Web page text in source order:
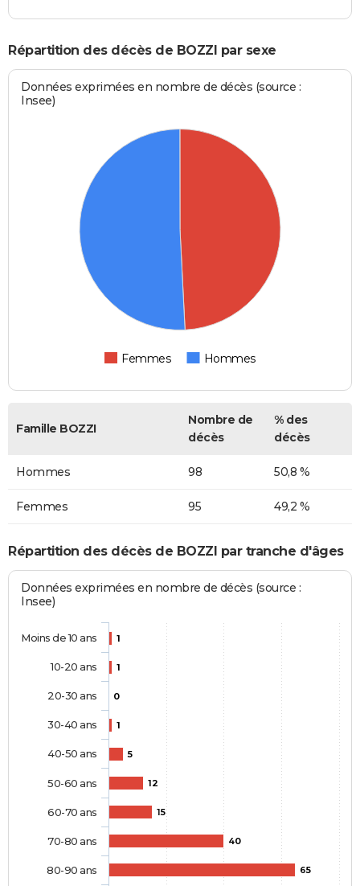
Répartition des décès de BOZZI par sexe
Données exprimées en nombre de décès (source :
Insee)
Femmes Hommes
Famille BOZZI
Nombre de
décès
% des
décès
Hommes 98 50,8 %
Femmes 95 49,2 %
Répartition des décès de BOZZI par tranche d'âges
Données exprimées en nombre de décès (source :
Insee)
1
1
0
1
5
12
15
40
65
Moins de 10 ans
10-20 ans
20-30 ans
30-40 ans
40-50 ans
50-60 ans
60-70 ans
70-80 ans
80-90 ans